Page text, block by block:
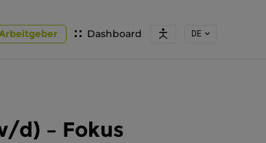
Dashboard DE
d) – Fokus